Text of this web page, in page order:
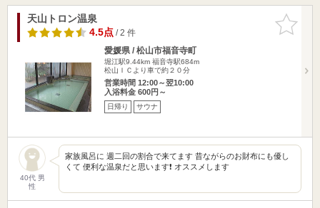
お気に入
りに追加
天山トロン温泉
4.5点/ 2 件
愛媛県 / 松山市福音寺町
堀江駅9.44km 福音寺駅684m
松山ＩＣより車で約２０分
営業時間 12:00～翌10:00
入浴料金 600円～
日帰り サウナ
40代 男
性
家族風呂に 週二回の割合で来てます 昔ながらのお財布にも優し
くて 便利な温泉だと思います❗ オススメします